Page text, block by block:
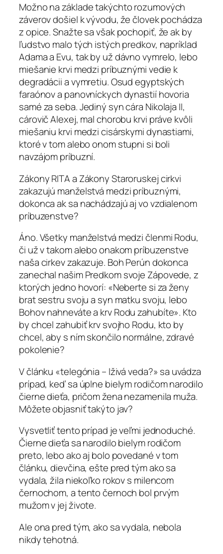
Možno na základe takýchto rozumových
záverov došiel k vývodu, že človek pochádza
z opice. Snažte sa však pochopiť, že ak by
ľudstvo malo tých istých predkov, napríklad
Adama a Evu, tak by už dávno vymrelo, lebo
miešanie krvi medzi príbuznými vedie k
degradácii a vymretiu. Osud egyptských
faraónov a panovníckych dynastií hovoria
samé za seba. Jediný syn cára Nikolaja II,
cárovič Alexej, mal chorobu krvi práve kvôli
miešaniu krvi medzi cisárskymi dynastiami,
ktoré v tom alebo onom stupni si boli
navzájom príbuzní.
Zákony RITA a Zákony Staroruskej cirkvi
zakazujú manželstvá medzi príbuznými,
dokonca ak sa nachádzajú aj vo vzdialenom
príbuzenstve?
Áno. Všetky manželstvá medzi členmi Rodu,
či už v takom alebo onakom príbuzenstve
naša cirkev zakazuje. Boh Perún dokonca
zanechal našim Predkom svoje Zápovede, z
ktorých jedno hovorí: «Neberte si za ženy
brat sestru svoju a syn matku svoju, lebo
Bohov nahneváte a krv Rodu zahubíte». Kto
by chcel zahubiť krv svojho Rodu, kto by
chcel, aby s ním skončilo normálne, zdravé
pokolenie?
V článku «telegónia – lživá veda?» sa uvádza
prípad, keď sa úplne bielym rodičom narodilo
čierne dieťa, pričom žena nezamenila muža.
Môžete objasniť takýto jav?
Vysvetliť tento prípad je veľmi jednoduché.
Čierne dieťa sa narodilo bielym rodičom
preto, lebo ako aj bolo povedané v tom
článku, dievčina, ešte pred tým ako sa
vydala, žila niekoľko rokov s milencom
černochom, a tento černoch bol prvým
mužom v jej živote.
Ale ona pred tým, ako sa vydala, nebola
nikdy tehotná.